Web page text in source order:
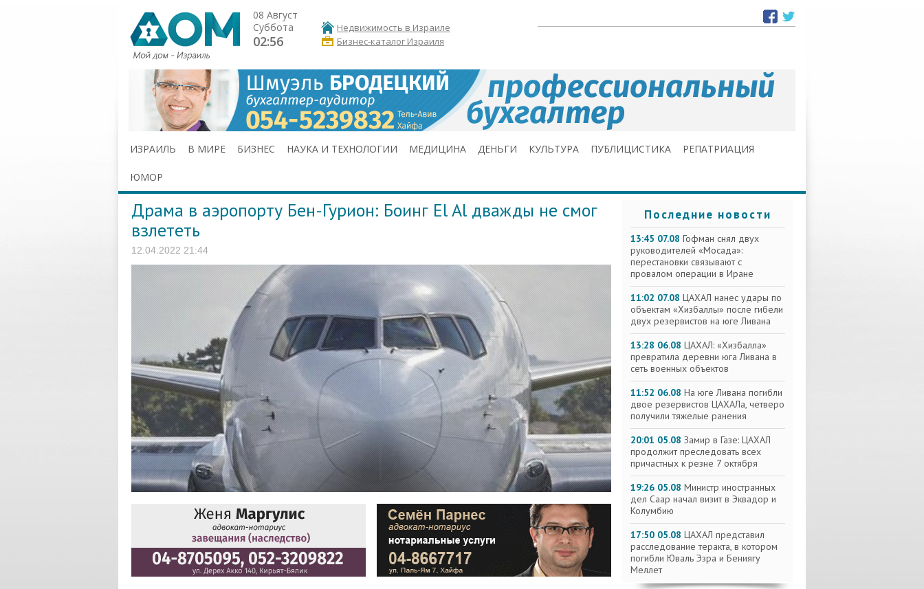
08 Август
Суббота
02:56
Недвижимость в Израиле
Бизнес-каталог Израиля
ИЗРАИЛЬ В МИРЕ БИЗНЕС НАУКА И ТЕХНОЛОГИИ МЕДИЦИНА ДЕНЬГИ КУЛЬТУРА ПУБЛИЦИСТИКА РЕПАТРИАЦИЯ
ЮМОР
Драма в аэропорту Бен-Гурион: Боинг El Al дважды не смог
взлететь
12.04.2022 21:44
Последние новости
13:45 07.08 Гофман снял двух
руководителей «Мосада»:
перестановки связывают с
провалом операции в Иране
11:02 07.08 ЦАХАЛ нанес удары по
объектам «Хизбаллы» после гибели
двух резервистов на юге Ливана
13:28 06.08 ЦАХАЛ: «Хизбалла»
превратила деревни юга Ливана в
сеть военных объектов
11:52 06.08 На юге Ливана погибли
двое резервистов ЦАХАЛа, четверо
получили тяжелые ранения
20:01 05.08 Замир в Газе: ЦАХАЛ
продолжит преследовать всех
причастных к резне 7 октября
19:26 05.08 Министр иностранных
дел Саар начал визит в Эквадор и
Колумбию
17:50 05.08 ЦАХАЛ представил
расследование теракта, в котором
погибли Юваль Эзра и Бениягу
Меллет